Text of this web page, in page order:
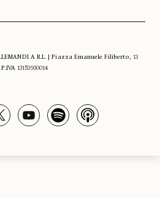
A R.L. | Piazza Emanuele Filiberto, 13
13153930014